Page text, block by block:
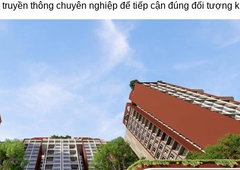
thông chuyên nghiệp để tiếp cận đúng đối tượng